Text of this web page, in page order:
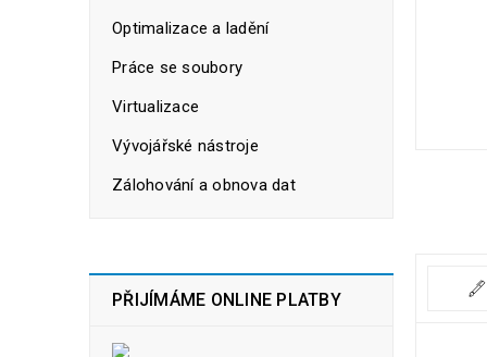
Optimalizace a ladění
Práce se soubory
Virtualizace
Vývojářské nástroje
Zálohování a obnova dat
PŘIJÍMÁME ONLINE PLATBY